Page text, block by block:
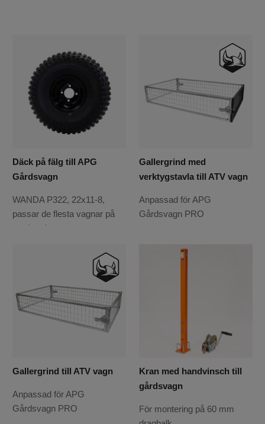
Däck på fälg till APG
Gårdsvagn
WANDA P322, 22x11-8,
passar de flesta vagnar på
marknaden
Gallergrind med
verktygstavla till ATV vagn
Anpassad för APG
Gårdsvagn PRO
Gallergrind till ATV vagn
Anpassad för APG
Gårdsvagn PRO
Kran med handvinsch till
gårdsvagn
För montering på 60 mm